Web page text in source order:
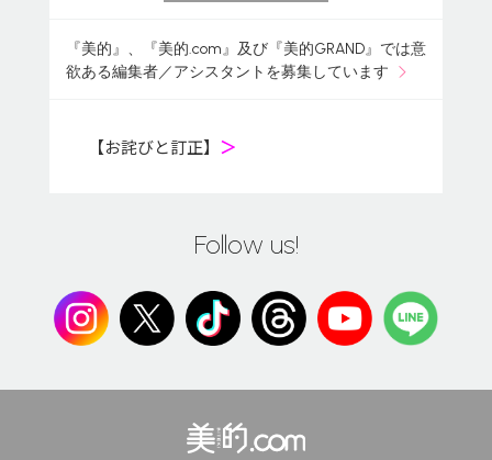
『美的』、『美的.com』及び『美的GRAND』では意
欲ある編集者／アシスタントを募集しています
【お詫びと訂正】 ＞
Follow us!